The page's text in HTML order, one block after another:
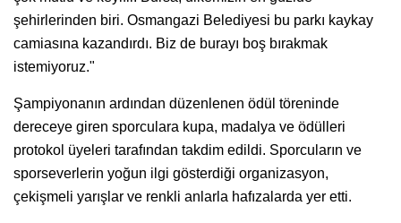
şehirlerinden biri. Osmangazi Belediyesi bu parkı kaykay
camiasına kazandırdı. Biz de burayı boş bırakmak
istemiyoruz."
Şampiyonanın ardından düzenlenen ödül töreninde
dereceye giren sporculara kupa, madalya ve ödülleri
protokol üyeleri tarafından takdim edildi. Sporcuların ve
sporseverlerin yoğun ilgi gösterdiği organizasyon,
çekişmeli yarışlar ve renkli anlarla hafızalarda yer etti.